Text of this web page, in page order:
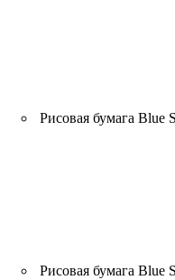
Рисовая бумага Blue
Рисовая бумага Blue